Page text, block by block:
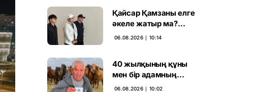
Қайсар Қамзаны елге
әкеле жатыр ма?
Атышулы Блогер
06.08.2026 ∣ 10:14
40 жылқының құны
мен бір адамның
тағдыры: апелляция 7
06.08.2026 ∣ 10:02